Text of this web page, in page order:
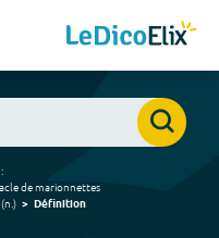
de marionnettes
n. ) Définition